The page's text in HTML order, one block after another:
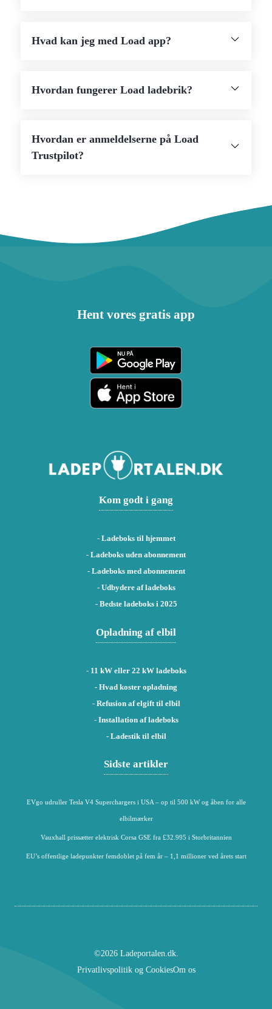
Hvad kan jeg med Load app?
Hvordan fungerer Load ladebrik?
Hvordan er anmeldelserne på Load
Trustpilot?
Hent vores gratis app
Kom godt i gang
- Ladeboks til hjemmet
- Ladeboks uden abonnement
- Ladeboks med abonnement
- Udbydere af ladeboks
- Bedste ladeboks i 2025
Opladning af elbil
- 11 kW eller 22 kW ladeboks
- Hvad koster opladning
- Refusion af elgift til elbil
- Installation af ladeboks
- Ladestik til elbil
Sidste artikler
EVgo udruller Tesla V4 Superchargers i USA – op til 500 kW og åben for alle
elbilmærker
Vauxhall prissætter elektrisk Corsa GSE fra £32.995 i Storbritannien
EU’s offentlige ladepunkter femdoblet på fem år – 1,1 millioner ved årets start
©2026 Ladeportalen.dk.
Privatlivspolitik og CookiesOm os